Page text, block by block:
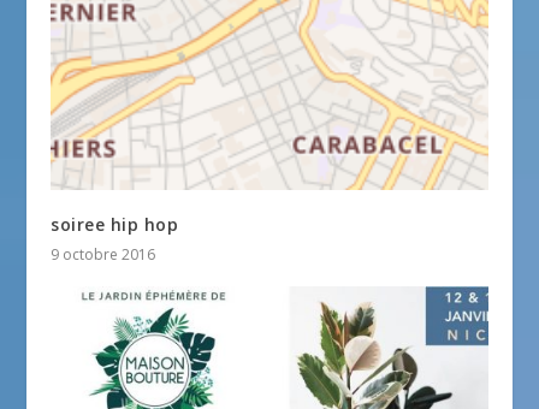
soiree hip hop
9 octobre 2016